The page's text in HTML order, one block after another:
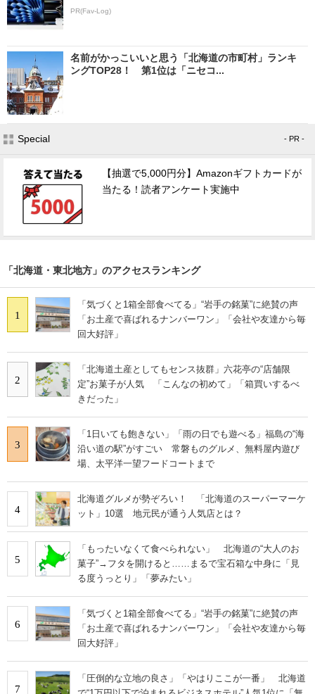
PR(Fav-Log)
名前がかっこいいと思う「北海道の市町村」ランキ
ングTOP28！ 第1位は「ニセコ...
Special - PR -
【抽選で5,000円分】Amazonギフトカードが
当たる！読者アンケート実施中
「北海道・東北地方」のアクセスランキング
1
「気づくと1箱全部食べてる」“岩手の銘菓”に絶賛の声
「お土産で喜ばれるナンバーワン」「会社や友達から毎
回大好評」
2
「北海道土産としてもセンス抜群」六花亭の“店舗限
定”お菓子が人気 「こんなの初めて」「箱買いするべ
きだった」
3
「1日いても飽きない」「雨の日でも遊べる」福島の“海
沿い道の駅”がすごい 常磐ものグルメ、無料屋内遊び
場、太平洋一望フードコートまで
4
北海道グルメが勢ぞろい！ 「北海道のスーパーマーケ
ット」10選 地元民が通う人気店とは？
5
「もったいなくて食べられない」 北海道の“大人のお
菓子”→フタを開けると……まるで宝石箱な中身に「見
る度うっとり」「夢みたい」
6
「気づくと1箱全部食べてる」“岩手の銘菓”に絶賛の声
「お土産で喜ばれるナンバーワン」「会社や友達から毎
回大好評」
7
「圧倒的な立地の良さ」「やはりここが一番」 北海道